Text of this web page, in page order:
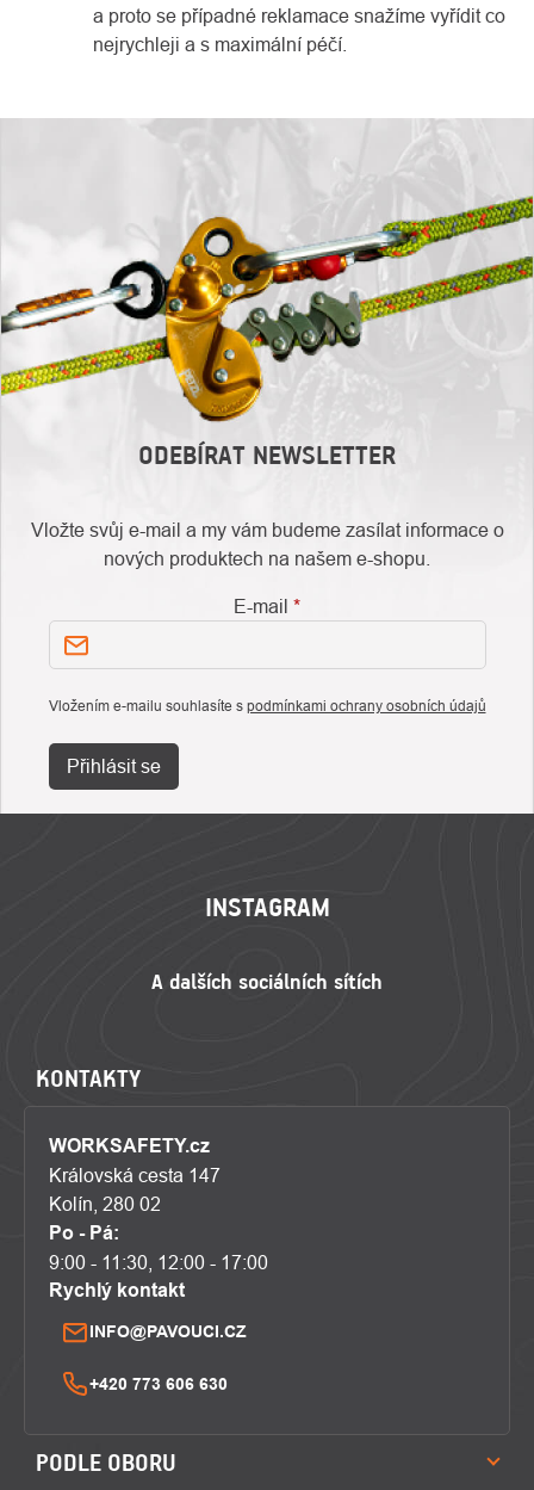
a proto se případné reklamace snažíme vyřídit co
nejrychleji a s maximální péčí.
ODEBÍRAT NEWSLETTER
Vložte svůj e-mail a my vám budeme zasílat informace o
nových produktech na našem e-shopu.
E-mail
Vložením e-mailu souhlasíte s podmínkami ochrany osobních údajů
Přihlásit se
INSTAGRAM
KONTAKTY
WORKSAFETY.cz
Královská cesta 147
Kolín, 280 02
Po - Pá:
9:00 - 11:30, 12:00 - 17:00
Rychlý kontakt
INFO@PAVOUCI.CZ
+420 773 606 630
PODLE OBORU